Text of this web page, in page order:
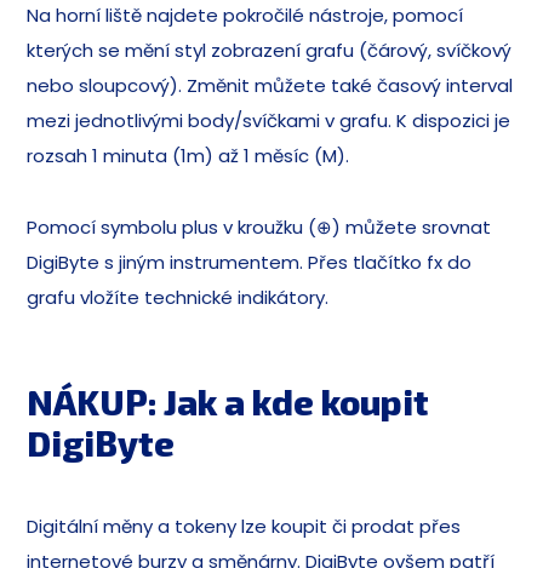
Na horní liště najdete pokročilé nástroje, pomocí
kterých se mění styl zobrazení grafu (čárový, svíčkový
nebo sloupcový). Změnit můžete také časový interval
mezi jednotlivými body/svíčkami v grafu. K dispozici je
rozsah 1 minuta (1m) až 1 měsíc (M).
Pomocí symbolu plus v kroužku (⊕) můžete srovnat
DigiByte s jiným instrumentem. Přes tlačítko fx do
grafu vložíte technické indikátory.
NÁKUP: Jak a kde koupit
DigiByte
Digitální měny a tokeny lze koupit či prodat přes
internetové burzy a směnárny. DigiByte ovšem patří